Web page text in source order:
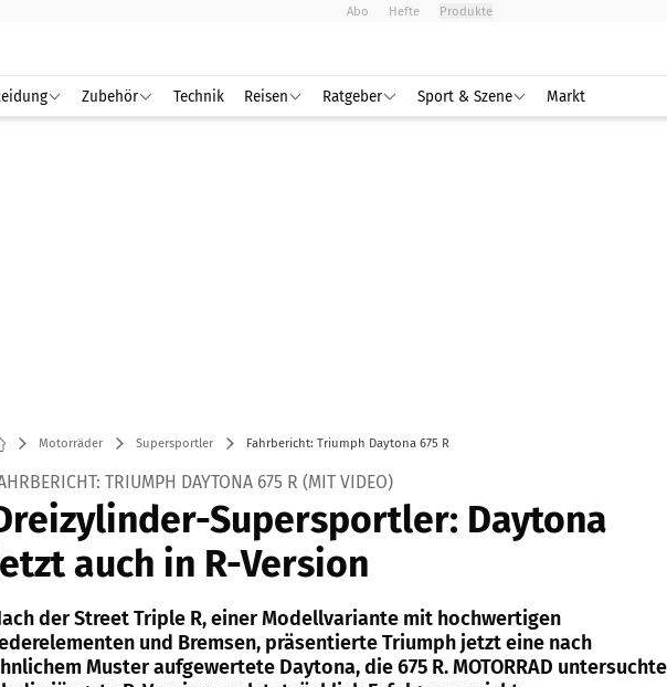
Abo Hefte Produkte
Zubehör Technik Reisen Ratgeber Sport & Szene Markt
Motorräder Supersportler Fahrbericht: Triumph Daytona 675 R
TRIUMPH DAYTONA 675 R (MIT VIDEO)
Supersportler: Daytona
auch in R-Version
der Street Triple R, einer Modellvariante mit hochwertigen
und Bremsen, präsentierte Triumph jetzt eine nach
Muster aufgewertete Daytona, die 675 R. MOTORRAD